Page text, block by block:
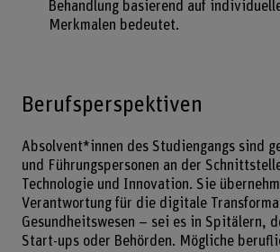
Behandlung basierend auf
Merkmalen bedeutet.
Berufsperspektiven
Absolvent*innen des Studiengangs sind
und Führungspersonen an der
Technologie und Innovation. Sie
Verantwortung für die digitale
Gesundheitswesen – sei es in Spitälern,
Start-ups oder Behörden. Mögliche